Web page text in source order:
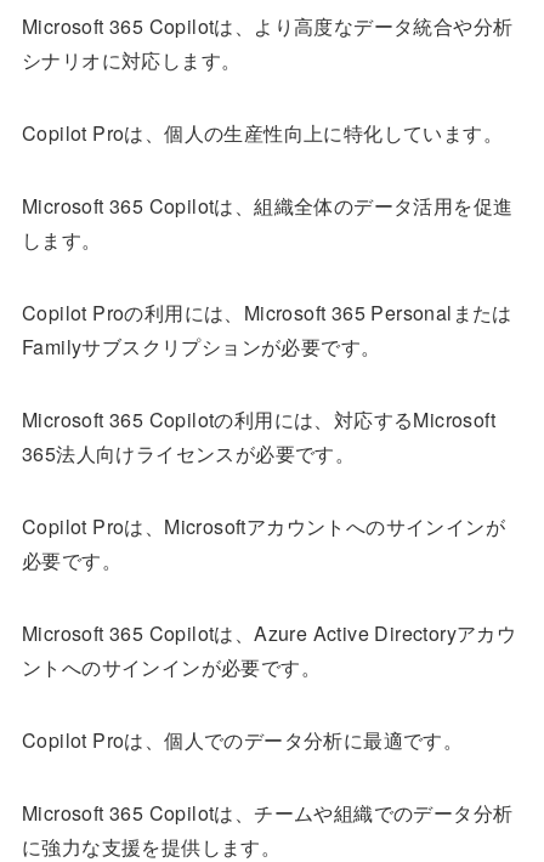
Microsoft 365 Copilotは、より高度なデータ統合や分析
シナリオに対応します。
Copilot Proは、個人の生産性向上に特化しています。
Microsoft 365 Copilotは、組織全体のデータ活用を促進
します。
Copilot Proの利用には、Microsoft 365 Personalまたは
Familyサブスクリプションが必要です。
Microsoft 365 Copilotの利用には、対応するMicrosoft
365法人向けライセンスが必要です。
Copilot Proは、Microsoftアカウントへのサインインが
必要です。
Microsoft 365 Copilotは、Azure Active Directoryアカウ
ントへのサインインが必要です。
Copilot Proは、個人でのデータ分析に最適です。
Microsoft 365 Copilotは、チームや組織でのデータ分析
に強力な支援を提供します。